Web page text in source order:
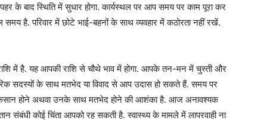
के बाद स्थिति में सुधार होगा. कार्यस्थल पर आप समय पर काम पूरा कर
है. परिवार में छोटे भाई-बहनों के साथ व्यवहार में कठोरता नहीं रखें.
में है. यह आपकी राशि से चौथे भाव में होगा. आपके तन-मन में चुस्ती और
सदस्यों के साथ मतभेद या विवाद से आप उदास हो सकते हैं. समय पर
होने अथवा उनके साथ मतभेद होने की आशंका है. आज अनावश्यक
संबंधी कोई चिंता आपको रह सकती है. स्वास्थ्य के मामले में लापरवाही ना